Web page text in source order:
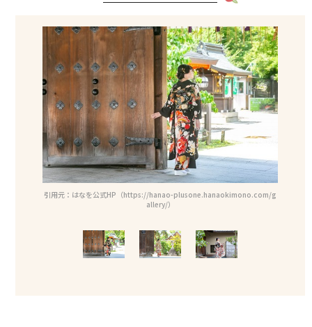
引用元：はなを公式HP（https://hanao-plusone.hanaokimono.com/g
allery/）